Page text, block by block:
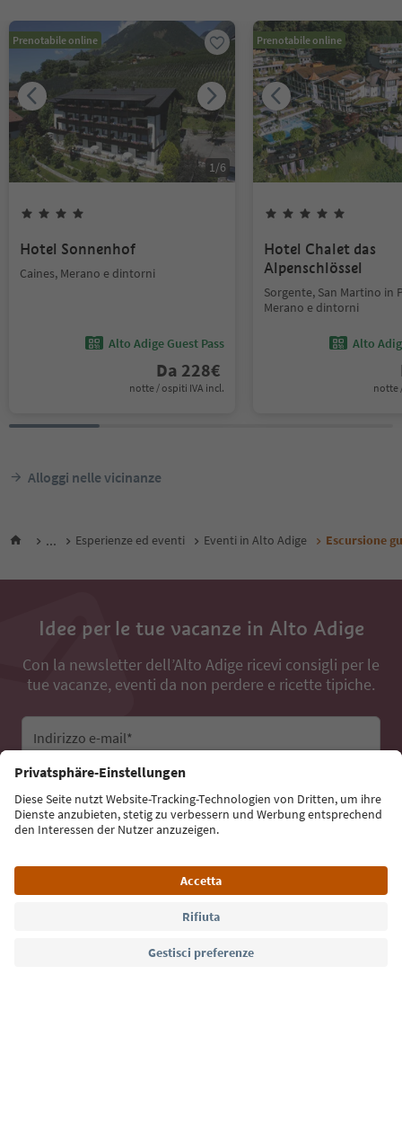
Prenotabile online
1 /6
Hotel Sonnenhof
Caines, Merano e dintorni
Alto Adige Guest Pass
Da 228€
notte / ospiti IVA incl.
Prenotabile online
Hotel Chalet das
Alpenschlössel
Sorgente, San Martino in
Merano e dintorni
Alto
notte
Alloggi nelle vicinanze
... Esperienze ed eventi Eventi in Alto Adige Escursione
Idee per le tue vacanze in Alto Adige
Con la newsletter dell’Alto Adige ricevi consigli per le
tue vacanze, eventi da non perdere e ricette tipiche.
Indirizzo e-mail*
Iscriviti alla newsletter